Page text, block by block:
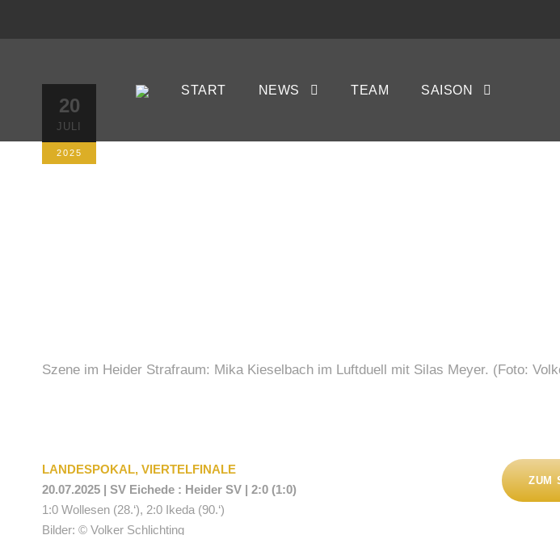
START NEWS TEAM SAISON
20
JULI
2025
Aus im Landespokal:
beim 0:2 in Eichede
Szene im Heider Strafraum: Mika Kieselbach im Luftduell mit Silas Meyer. (Foto:
LANDESPOKAL, VIERTELFINALE
20.07.2025 | SV Eichede : Heider SV | 2:0 (1:0)
1:0 Wollesen (28.‘), 2:0 Ikeda (90.‘)
Bilder: © Volker Schlichting
ZUM